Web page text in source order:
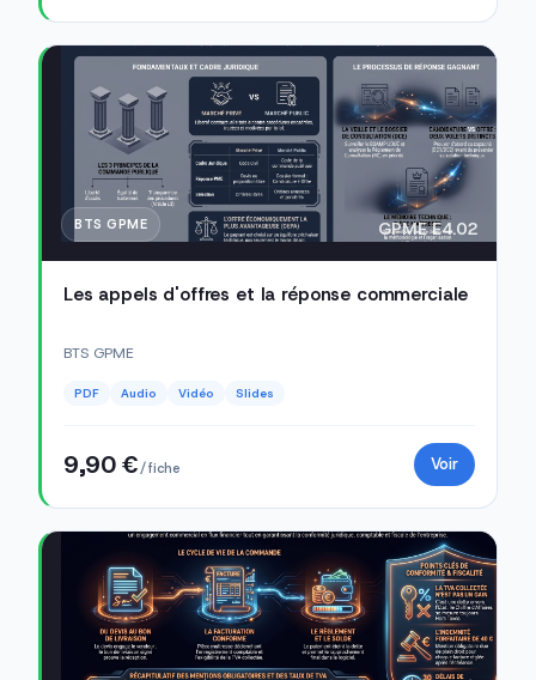
BTS GPME GPME E4.02
Les appels d'offres et la réponse commerciale
BTS GPME
PDF Audio Vidéo Slides
9,90 €/ fiche Voir